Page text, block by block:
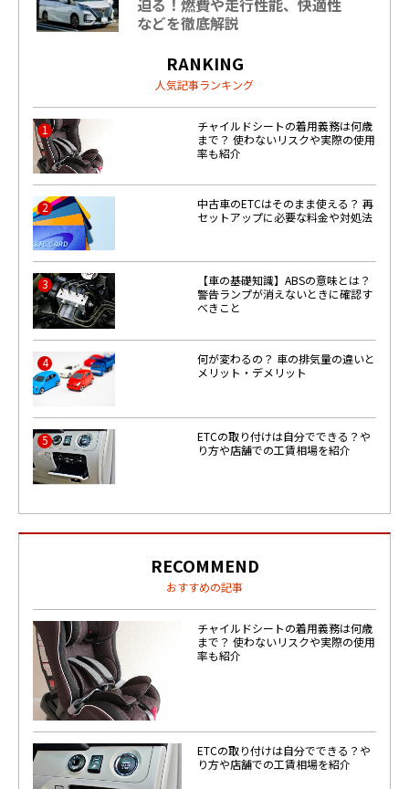
などを徹底解説
RANKING
人気記事ランキング
1
チャイルドシートの着用義務は何歳
まで？ 使わないリスクや実際の使用
率も紹介
2
中古車のETCはそのまま使える？ 再
セットアップに必要な料金や対処法
3
【車の基礎知識】ABSの意味とは？
警告ランプが消えないときに確認す
べきこと
4
何が変わるの？ 車の排気量の違いと
メリット・デメリット
5
ETCの取り付けは自分でできる？や
り方や店舗での工賃相場を紹介
RECOMMEND
おすすめの記事
チャイルドシートの着用義務は何歳
まで？ 使わないリスクや実際の使用
率も紹介
ETCの取り付けは自分でできる？や
り方や店舗での工賃相場を紹介